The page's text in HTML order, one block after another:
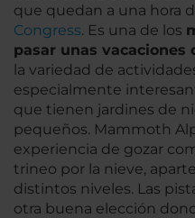
que quedan a una hora
Congress. Es una de los
pasar unas
la variedad de
especialmente
que tienen jardines de
pequeños. Mammoth
experiencia de gozar
trineo por la nieve,
distintos niveles. Las
otra buena elección